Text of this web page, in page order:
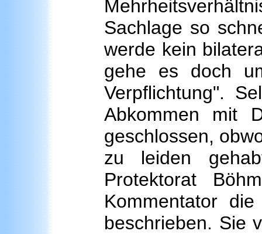
Sachlage so
werde kein
gehe es doch
Verpflichtung".
Abkommen mit
geschlossen,
zu leiden
Protektorat
Kommentator
beschrieben. Sie